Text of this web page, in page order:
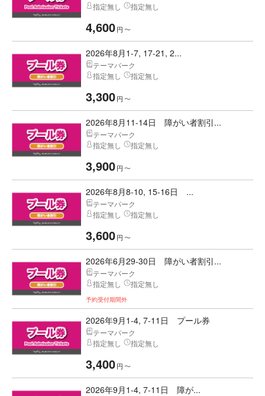
指定無し
指定無し
4,600円 〜
2026年8月1-7, 17-21, 2...
テーマパーク
指定無し
指定無し
3,300円 〜
2026年8月11-14日 障がい者割引...
テーマパーク
指定無し
指定無し
3,900円 〜
2026年8月8-10, 15-16日 ...
テーマパーク
指定無し
指定無し
3,600円 〜
2026年6月29-30日 障がい者割引...
テーマパーク
指定無し
指定無し
予約受付期間外
2026年9月1-4, 7-11日 プール券
テーマパーク
指定無し
指定無し
3,400円 〜
2026年9月1-4, 7-11日 障が...